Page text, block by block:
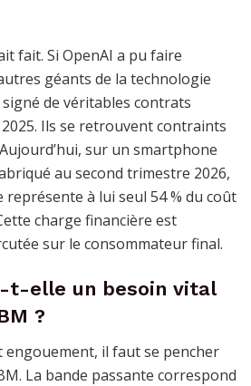
fait. Si OpenAI a pu faire
géants de la technologie
de véritables contrats
Ils se retrouvent contraints
sur un smartphone
au second trimestre 2026,
représente à lui seul 54 % du coût
charge financière est
sur le consommateur final.
t-elle un besoin vital
?
engouement, il faut se pencher
La bande passante correspond